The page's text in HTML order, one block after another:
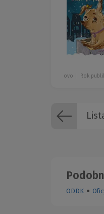
ovo Rok
ODDK ●